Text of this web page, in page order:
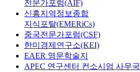
전문가포럼(AIF)
신흥지역정보종합
지식포탈(EMERiCs)
중국전문가포럼(CSF)
한미경제연구소(KEI)
EAER 영문학술지
APEC 연구센터 컨소시엄 사무국